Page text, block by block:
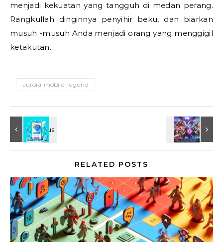
menjadi kekuatan yang tangguh di medan perang.
Rangkullah dinginnya penyihir beku, dan biarkan
musuh -musuh Anda menjadi orang yang menggigil
ketakutan.
aurora-mobile-legend
RELATED POSTS